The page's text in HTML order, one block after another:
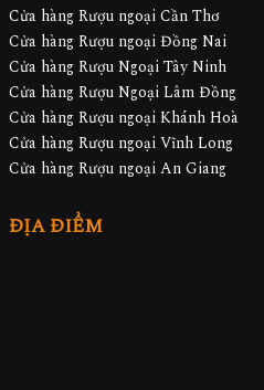
Cửa hàng Rượu ngoại Cần Thơ
Cửa hàng Rượu ngoại Đồng Nai
Cửa hàng Rượu Ngoại Tây Ninh
Cửa hàng Rượu Ngoại Lâm Đồng
Cửa hàng Rượu ngoại Khánh Hoà
Cửa hàng Rượu ngoại Vĩnh Long
Cửa hàng Rượu ngoại An Giang
ĐỊA ĐIỂM